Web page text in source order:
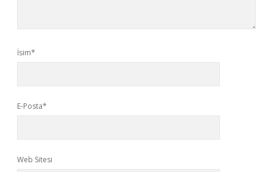
İsim*
E-Posta*
Web Sitesi